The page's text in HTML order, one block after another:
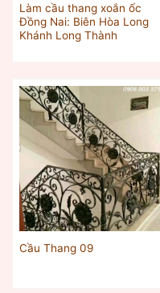
Làm cầu thang xoắn ốc
Đồng Nai: Biên Hòa Long
Khánh Long Thành
Cầu Thang 09